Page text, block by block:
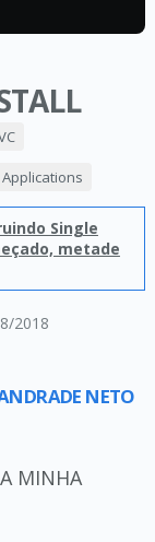
2018
Single
metade
ANDRADE NETO
MINHA